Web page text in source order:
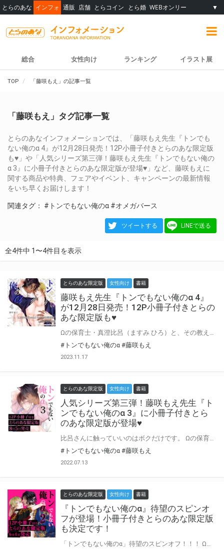
とらのあな インフォ 通販 店舗 とらコイン とら婚 WEBオンリー ▼
総合 女性向け ランキング イラスト展
TOP 「藤咲もえ」の記事一覧
「藤咲もえ」タグ記事一覧
とらのあなインフォメーションでは、「藤咲もえ先生『トンでも
ない俺のα 4』が12月28日発売！12P小冊子付きとらのあな限定版
も♥」や「人気シリーズ第三弾！藤咲もえ先生『トンでもない俺の
α 3』に小冊子付きとらのあな限定版が登場♥」など、藤咲もえに
関する商品や特典、フェアやイベント、キャンペーンの最新情報
をいち早くお届けします！
関連タグ： #トンでもない俺のα #オメガバース
ツイートする LINEで送る
全4件中 1〜4件目を表示
とらのあな限定版 女性向け 書籍
藤咲もえ先生『トンでもない俺のα 4』
が12月28日発売！12P小冊子付きとらの
あな限定版も♥
#トンでもない俺のα #藤咲もえ
2023.11.17
とらのあな限定版 女性向け 書籍
人気シリーズ第三弾！藤咲もえ先生『ト
ンでもない俺のα 3』に小冊子付きとら
のあな限定版が登場♥
#トンでもない俺のα #藤咲もえ
2022.07.13
とらのあな限定版 女性向け 書籍
『トンでもない俺のα』待望のスピンオ
フが登場！小冊子付きとらのあな限定版
も決定です！